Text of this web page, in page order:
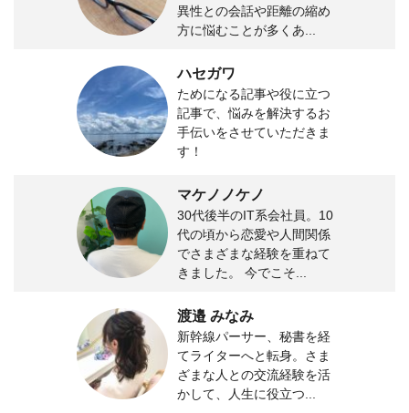
異性との会話や距離の縮め
方に悩むことが多くあ...
ハセガワ
ためになる記事や役に立つ
記事で、悩みを解決するお
手伝いをさせていただきま
す！
マケノノケノ
30代後半のIT系会社員。10
代の頃から恋愛や人間関係
でさまざまな経験を重ねて
きました。 今でこそ...
渡邉 みなみ
新幹線パーサー、秘書を経
てライターへと転身。さま
ざまな人との交流経験を活
かして、人生に役立つ...